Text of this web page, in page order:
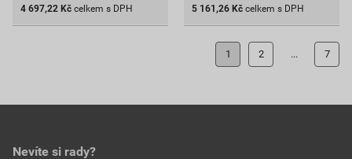
4 697,22 Kč celkem s DPH 5 161,26 Kč celkem s DPH
1 2 ... 7
Nevíte si rady?